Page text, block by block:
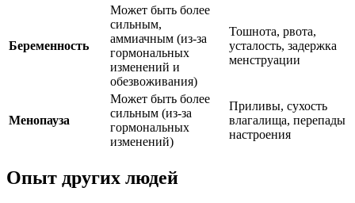
Беременность
Может быть более
сильным,
аммиачным (из-за
гормональных
изменений и
обезвоживания)
Тошнота, рвота,
усталость, задержка
менструации
Менопауза
Может быть более
сильным (из-за
гормональных
изменений)
Приливы, сухость
влагалища, перепады
настроения
Опыт других людей